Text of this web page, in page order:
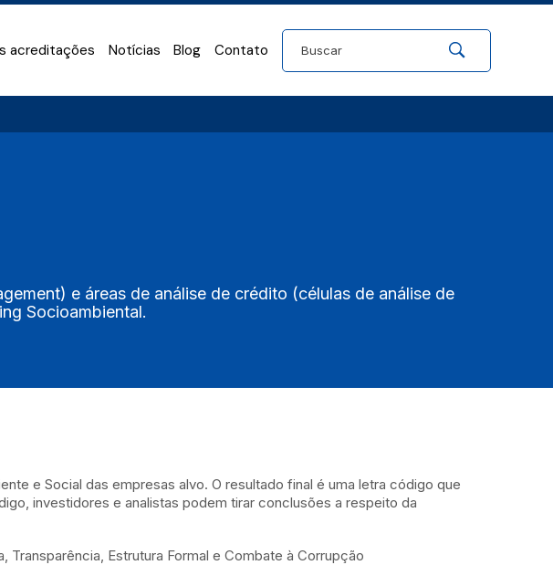
acreditações Notícias Blog Contato
e áreas de análise de crédito (células de análise de
Socioambiental.
e Social das empresas alvo. O resultado final é uma letra código que
investidores e analistas podem tirar conclusões a respeito da
Estrutura Formal e Combate à Corrupção